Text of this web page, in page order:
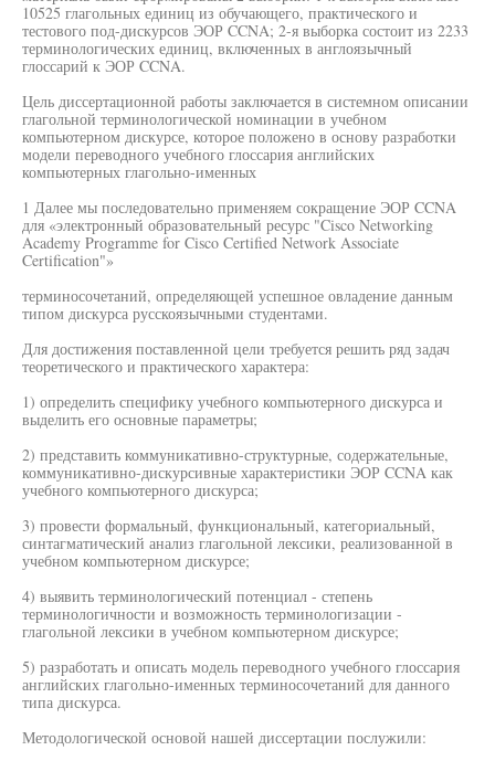
10525 глагольных единиц из обучающего, практического и
тестового под-дискурсов ЭОР CCNA; 2-я выборка состоит из 2233
терминологических единиц, включенных в англоязычный
глоссарий к ЭОР CCNA.
Цель диссертационной работы заключается в системном описании
глагольной терминологической номинации в учебном
компьютерном дискурсе, которое положено в основу разработки
модели переводного учебного глоссария английских
компьютерных глагольно-именных
1 Далее мы последовательно применяем сокращение ЭОР CCNA
для «электронный образовательный ресурс "Cisco Networking
Academy Programme for Cisco Certified Network Associate
Certification"»
терминосочетаний, определяющей успешное овладение данным
типом дискурса русскоязычными студентами.
Для достижения поставленной цели требуется решить ряд задач
теоретического и практического характера:
1) определить специфику учебного компьютерного дискурса и
выделить его основные параметры;
2) представить коммуникативно-структурные, содержательные,
коммуникативно-дискурсивные характеристики ЭОР CCNA как
учебного компьютерного дискурса;
3) провести формальный, функциональный, категориальный,
синтагматический анализ глагольной лексики, реализованной в
учебном компьютерном дискурсе;
4) выявить терминологический потенциал - степень
терминологичности и возможность терминологизации -
глагольной лексики в учебном компьютерном дискурсе;
5) разработать и описать модель переводного учебного глоссария
английских глагольно-именных терминосочетаний для данного
типа дискурса.
Методологической основой нашей диссертации послужили: